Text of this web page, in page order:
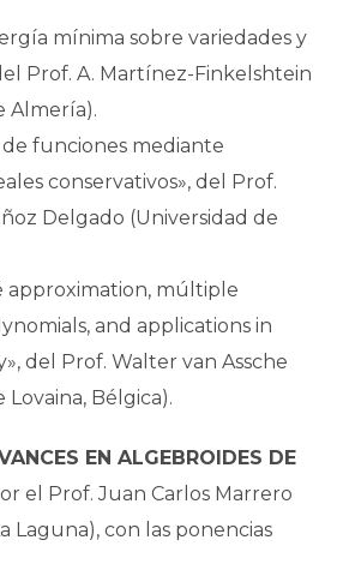
mínima sobre variedades y
Prof. A. Martínez-Finkelshtein
Almería).
funciones mediante
conservativos», del Prof.
Delgado (Universidad de
approximation, múltiple
and applications in
del Prof. Walter van Assche
Lovaina, Bélgica).
EN ALGEBROIDES DE
el Prof. Juan Carlos Marrero
Laguna), con las ponencias